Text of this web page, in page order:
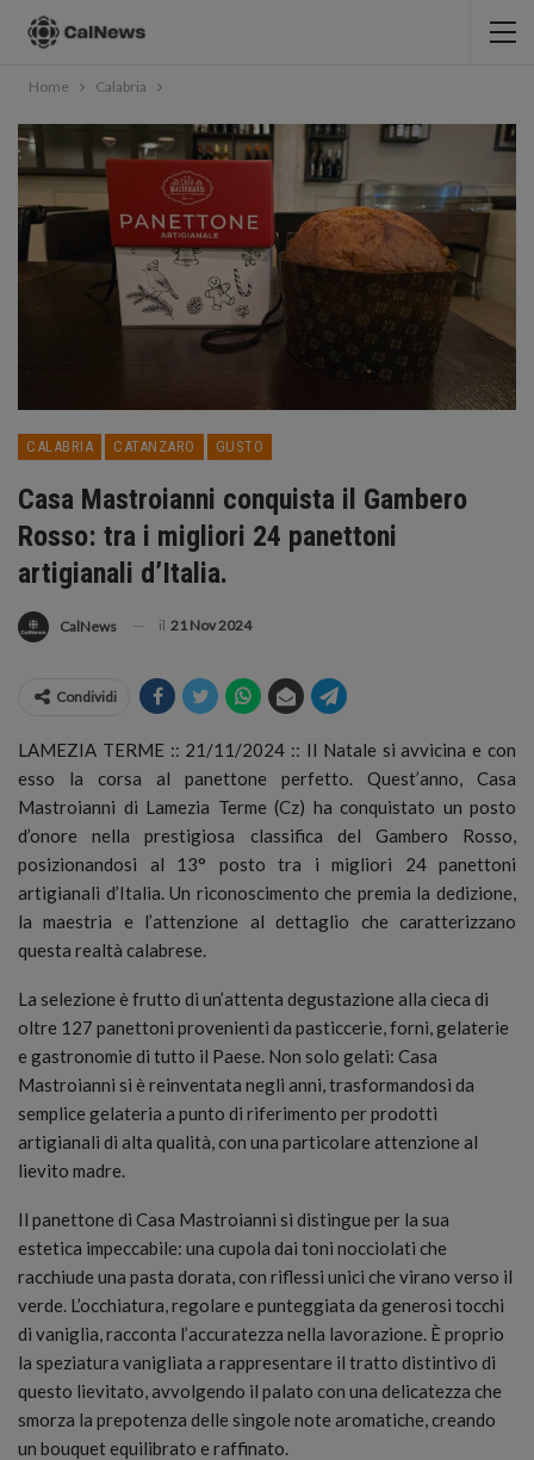
Home Calabria
CALABRIA CATANZARO GUSTO
Casa Mastroianni conquista il Gambero
Rosso: tra i migliori 24 panettoni
artigianali d’Italia.
CalNews il 21 Nov 2024
Condividi
LAMEZIA TERME :: 21/11/2024 :: Il Natale si avvicina e con
esso la corsa al panettone perfetto. Quest’anno, Casa
Mastroianni di Lamezia Terme (Cz) ha conquistato un posto
d’onore nella prestigiosa classifica del Gambero Rosso,
posizionandosi al 13° posto tra i migliori 24 panettoni
artigianali d’Italia.Un riconoscimento che premia la dedizione,
la maestria e l’attenzione al dettaglio che caratterizzano
questa realtà calabrese.
La selezione è frutto di un’attenta degustazione alla cieca di
oltre 127 panettoni provenienti da pasticcerie, forni, gelaterie
e gastronomie di tutto il Paese. Non solo gelati: Casa
Mastroianni si è reinventata negli anni, trasformandosi da
semplice gelateria a punto di riferimento per prodotti
artigianali di alta qualità, con una particolare attenzione al
lievito madre.
Il panettone di Casa Mastroianni si distingue per la sua
estetica impeccabile: una cupola dai toni nocciolati che
racchiude una pasta dorata, con riflessi unici che virano verso il
verde. L’occhiatura, regolare e punteggiata da generosi tocchi
di vaniglia, racconta l’accuratezza nella lavorazione. È proprio
la speziatura vanigliata a rappresentare il tratto distintivo di
questo lievitato, avvolgendo il palato con una delicatezza che
smorza la prepotenza delle singole note aromatiche, creando
un bouquet equilibrato e raffinato.